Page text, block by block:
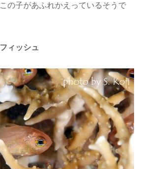
の子があふれかえっているそうで
ィッシュ